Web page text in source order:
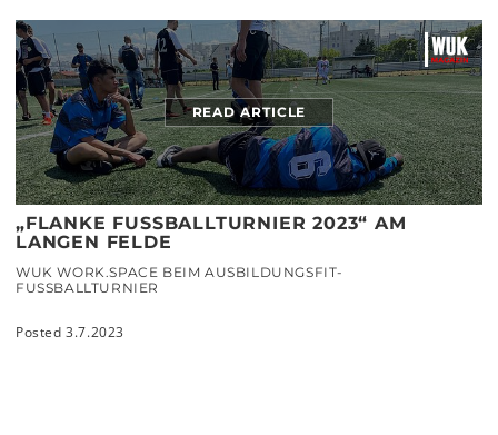
READ ARTICLE
„FLANKE FUSSBALLTURNIER 2023“ AM L
ANGEN FELDE
WUK WORK.SPACE BEIM AUSBILDUNGSFIT-
FUSSBALLTURNIER
Posted 3.7.2023